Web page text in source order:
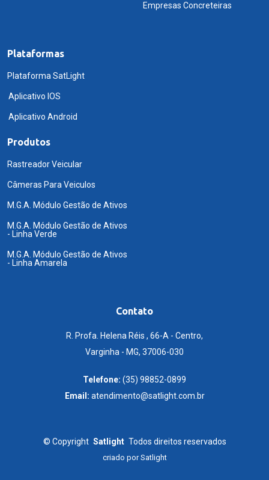
Empresas Concreteiras
Plataformas
Plataforma SatLight
Aplicativo IOS
Aplicativo Android
Produtos
Rastreador Veicular
Câmeras Para Veiculos
M.G.A. Módulo Gestão de Ativos
M.G.A. Módulo Gestão de Ativos
- Linha Verde
M.G.A. Módulo Gestão de Ativos
- Linha Amarela
Contato
R. Profa. Helena Réis , 66-A - Centro,
Varginha - MG, 37006-030
Telefone: (35) 98852-0899
Email: atendimento@satlight.com.br
© Copyright Satlight Todos direitos reservados
criado porSatlight